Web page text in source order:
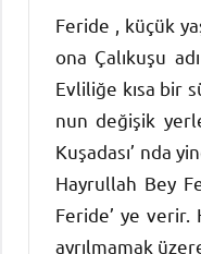
Feride , küçük
ona Çalıkuşu
Evliliğe kısa bir
nun değişik
Kuşadası’ nda
Hayrullah Bey
Feride’ ye
ayrılmamak